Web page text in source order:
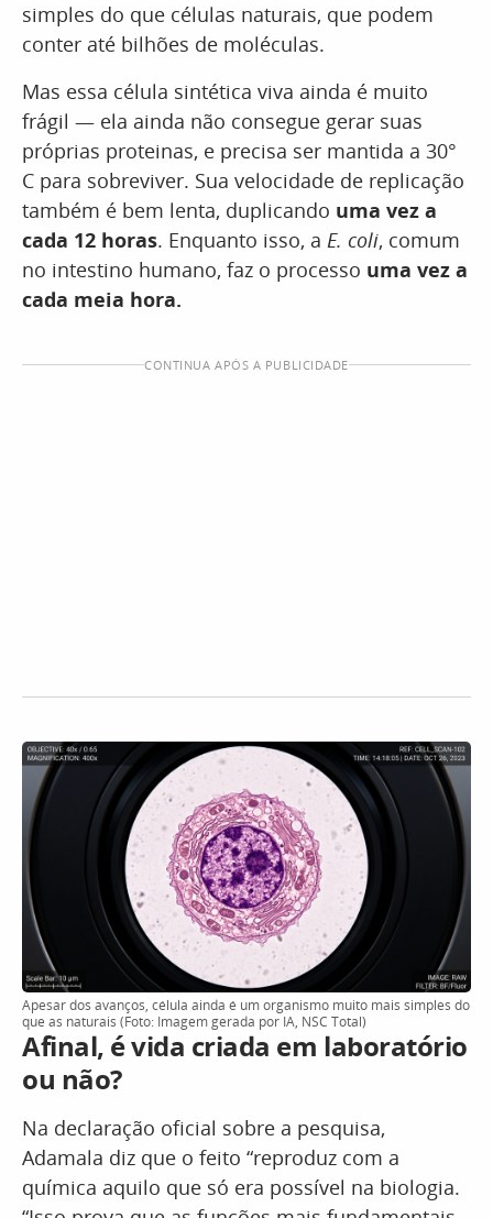
simples do que células naturais, que podem
conter até bilhões de moléculas.
Mas essa célula sintética viva ainda é muito
frágil — ela ainda não consegue gerar suas
próprias proteinas, e precisa ser mantida a 30°
C para sobreviver. Sua velocidade de replicação
também é bem lenta, duplicando uma vez a
cada 12 horas. Enquanto isso, a E. coli, comum
no intestino humano, faz o processo uma vez a
cada meia hora.
CONTINUA APÓS A PUBLICIDADE
Apesar dos avanços, célula ainda é um organismo muito mais simples do
que as naturais (Foto: Imagem gerada por IA, NSC Total)
Afinal, é vida criada em laboratório
ou não?
Na declaração oficial sobre a pesquisa,
Adamala diz que o feito “reproduz com a
química aquilo que só era possível na biologia.